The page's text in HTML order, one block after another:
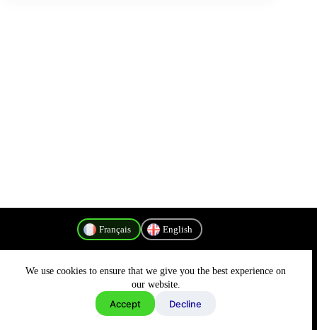
We use cookies to ensure that we give you the best experience on
our website.
Accept Decline
Français English
Politique de confidentialité
Copyright © 2026 - MyConnectivity